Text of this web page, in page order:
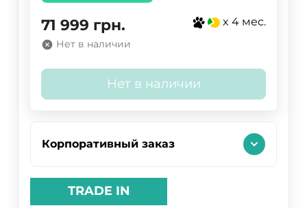
71 999 грн. x 4 мес.
Нет в наличии
Нет в наличии
Корпоративный заказ
TRADE IN